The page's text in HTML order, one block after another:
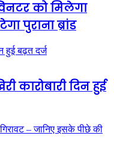
को मिलेगा
पुराना ब्रांड
हुई बढ़त दर्ज
कारोबारी दिन हुई
– जानिए इसके पीछे की